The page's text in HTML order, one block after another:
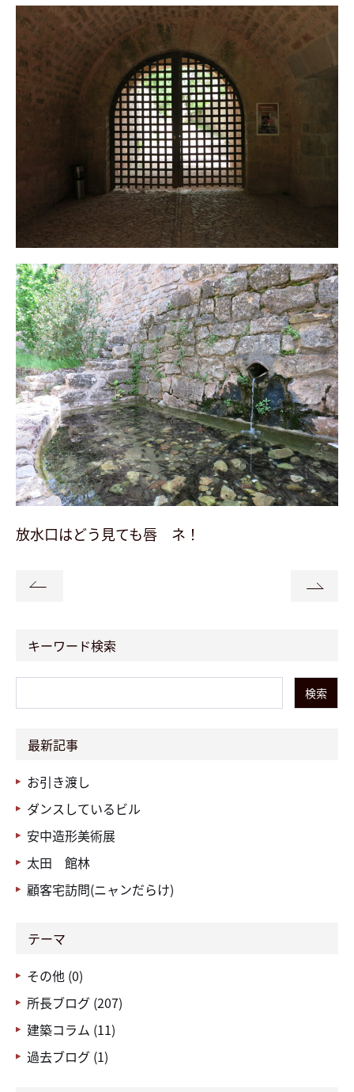
放水口はどう見ても唇 ネ！
キーワード検索
検索
最新記事
お引き渡し
ダンスしているビル
安中造形美術展
太田 館林
顧客宅訪問(ニャンだらけ)
テーマ
その他 (0)
所長ブログ (207)
建築コラム (11)
過去ブログ (1)